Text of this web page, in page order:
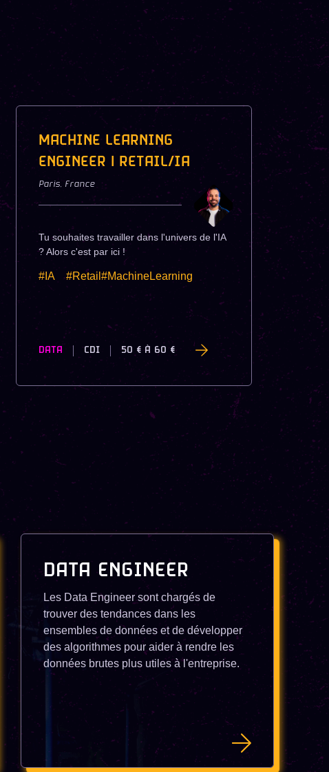
MACHINE LEARNING
ENGINEER | RETAIL/IA
Paris, France
Tu souhaites travailler dans l'univers de l'IA
? Alors c'est par ici !
#IA #Retail#MachineLearning
DATA CDI 50 € À 60 €
DATA ENGINEER
Les Data Engineer sont chargés de
trouver des tendances dans les
ensembles de données et de développer
des algorithmes pour aider à rendre les
données brutes plus utiles à l'entreprise.